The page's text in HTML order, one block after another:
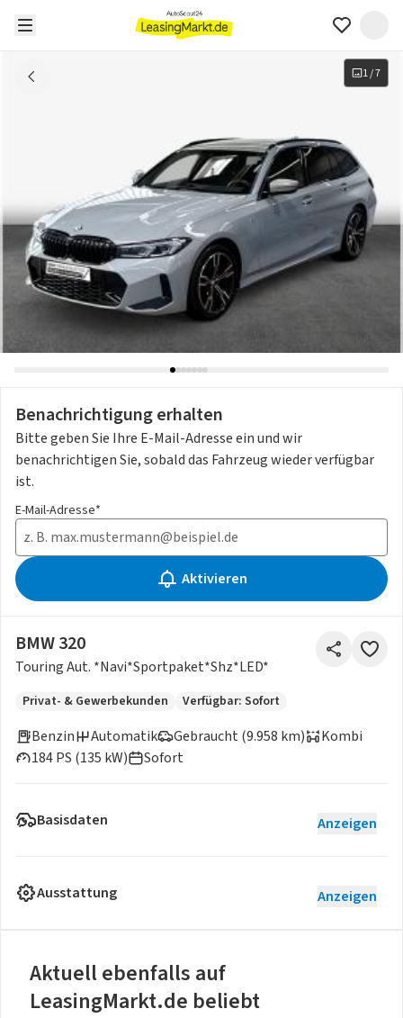
1/7
Benachrichtigung erhalten
Bitte geben Sie Ihre E-Mail-Adresse ein und wir
benachrichtigen Sie, sobald das Fahrzeug wieder verfügbar
ist.
E-Mail-Adresse*
Aktivieren
BMW 320
Touring Aut. *Navi*Sportpaket*Shz*LED*
Privat- & Gewerbekunden Verfügbar: Sofort
Benzin
Gebraucht (9.958 km)
184 PS (135 kW)
Automatik
Kombi
Sofort
Basisdaten Anzeigen
Ausstattung Anzeigen
Aktuell ebenfalls auf
LeasingMarkt.de beliebt